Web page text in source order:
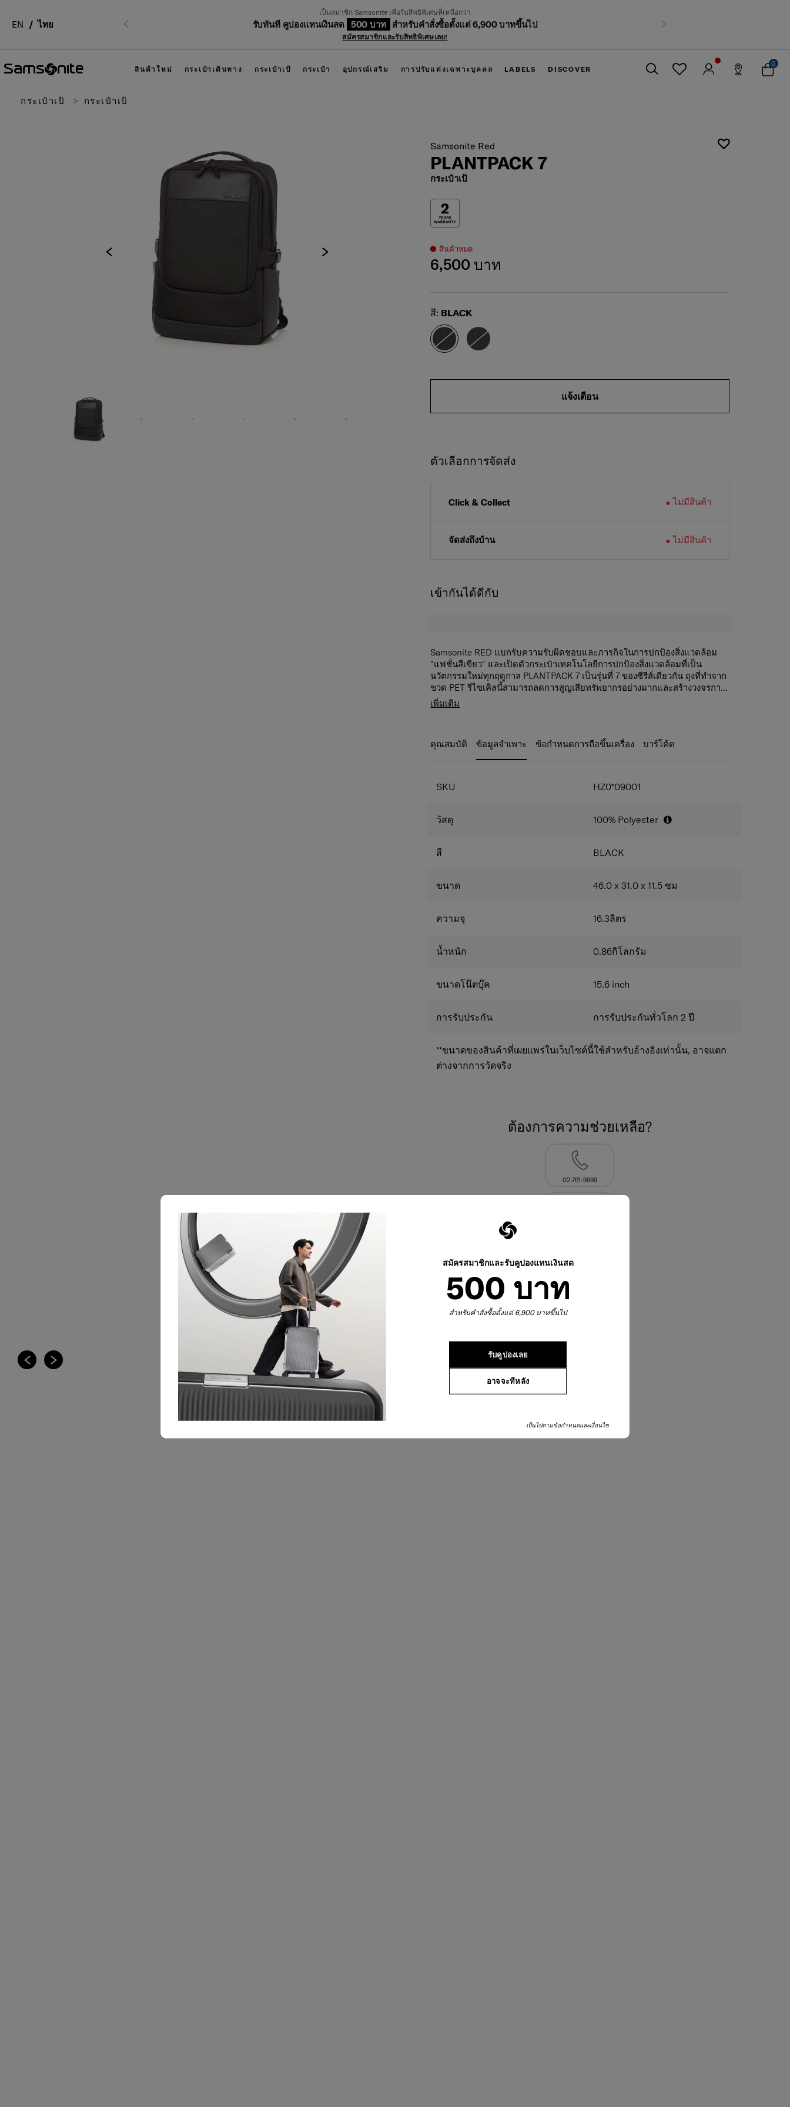
สมัครสมาชิกและรับคูปองแทนเงินสด
500 บาท
สำหรับคำสั่งซื้อตั้งแต่ 6,900 บาทขึ้นไป
รับคูปองเลย
อาจจะทีหลัง
เป็นไปตามข้อกำหนดและเงื่อนไข
EN ไทย
เป็นสมาชิก Samsonite เพื่อรับสิทธิพิเศษที่เหนือกว่า
รับทันที คูปองแทนเงินสด 500 บาท สำหรับคำสั่งซื้อตั้งแต่ 6,900 บาทขึ้นไป
สมัครสมาชิกและรับสิทธิพิเศษเลย!
สินค้าใหม่ กระเป๋าเดินทาง กระเป๋าเป้ กระเป๋า อุปกรณ์เสริม การปรับแต่งเฉพาะบุคคล LABELS DISCOVER
0
กระเป๋าเป้ กระเป๋าเป้
Samsonite Red
PLANTPACK 7
กระเป๋าเป้
สินค้าหมด
6,500 บาท
Select
สี: BLACK
แจ้งเตือน
ตัวเลือกการจัดส่ง
Click & Collect ไม่มีสินค้า
จัดส่งถึงบ้าน ไม่มีสินค้า
เข้ากันได้ดีกับ
Samsonite RED แบกรับความรับผิดชอบและภารกิจในการปกป้องสิ่งแวดล้อม
"แฟชั่นสีเขียว" และเปิดตัวกระเป๋าเทคโนโลยีการปกป้องสิ่งแวดล้อมที่เป็น
นวัตกรรมใหม่ทุกฤดูกาล PLANTPACK 7 เป็นรุ่นที่ 7 ของซีรีส์เดียวกัน ถุงที่ทำจาก
ขวด PET รีไซเคิลนี้สามารถลดการสูญเสียทรัพยากรอย่างมากและสร้างวงจรการ
ผลิตที่เป็นมิตรกับสิ่งแวดล้อม แม้จะดูเก๋ไก๋ แต่ยังช่วยสร้างสภาพแวดล้อมที่เป็น
มิตร
เยาว์
• ใช้ขวดพลาสติกรีไซเคิล
• กระเป๋าสำหรับอุปกรณ์ IT และสิ่งของต่างๆ
• ซับในด้วยสารต้านแบคทีเรียด้วยเทคโนโลยี Microban® ของบริษัทที่นำไปใช้
ทั่วทั้งภายใน สามารถจัดเก็บอย่างถูกสุขลักษณะโดยใช้เครื่อง
• ขนาด: 46.0 x 31.0 x 11.5ซม.
• ความจุ: 16.3ลิตร
• รับประกัน : การรับประกันทั่วโลก 2 ปี
เพิ่มเติม
คุณสมบัติ ข้อมูลจำเพาะ ข้อกำหนดการถือขึ้นเครื่อง บาร์โค้ด
SKU HZ0*09001
วัสดุ 100% Polyester
สี BLACK
ขนาด 46.0 x 31.0 x 11.5ซม
ความจุ 16.3ลิตร
น้ำหนัก 0.86กิโลกรัม
ขนาดโน๊ตบุ๊ค 15.6inch
การรับประกัน การรับประกันทั่วโลก 2 ปี
**ขนาดของสินค้าที่เผยแพร่ในเว็บไซต์นี้ใช้สำหรับอ้างอิงเท่านั้น, อาจแตก
ต่างจากการวัดจริง
ต้องการความช่วยเหลือ?
02-761-9999